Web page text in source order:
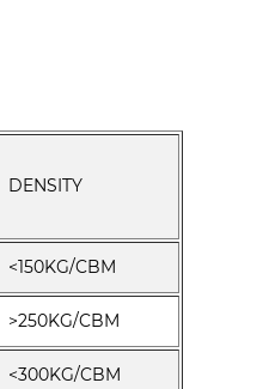
DENSITY
<150KG/CBM
>250KG/CBM
<300KG/CBM